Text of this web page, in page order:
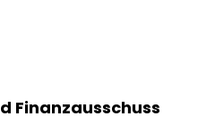
Finanzausschuss